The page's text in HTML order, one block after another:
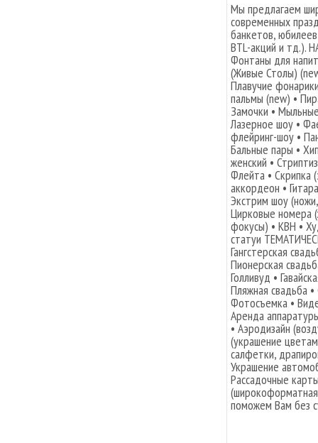
Мы предлагаем
современных
банкетов,
BTL-акций и тд.).
Фонтаны для
(Живые Столы)
Плавучие
пальмы (new) •
Замочки •
Лазерное шоу •
флейринг-шоу •
Бальные пары •
женский •
Флейта • Скрипка
аккордеон •
Экстрим шоу
Цирковые номера
фокусы) • КВН •
статуи
Гангстерская
Пионерская
Голливуд •
Пляжная свадьба
Фотосъемка •
Аренда
• Аэродизайн
(украшение
салфетки,
Украшение
Рассадочные
поможем Вам без